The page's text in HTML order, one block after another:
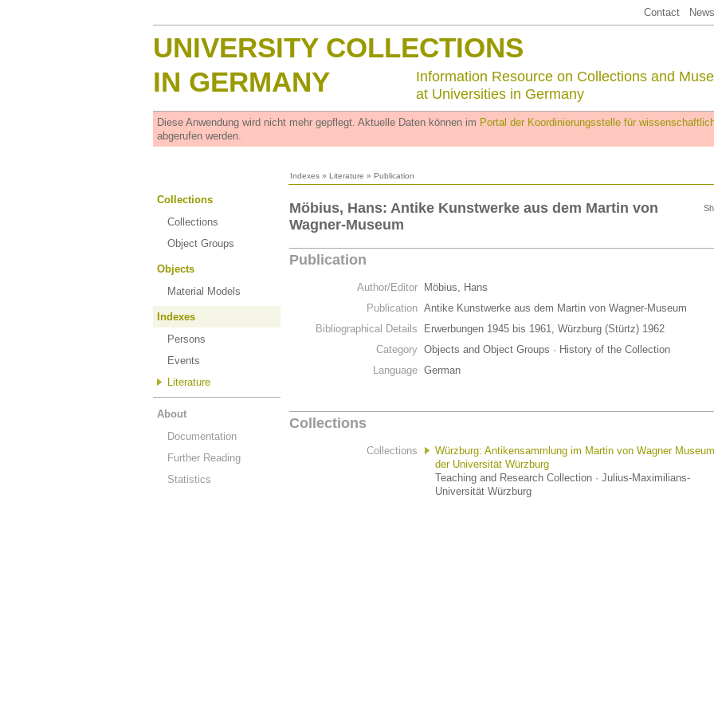
Contact
UNIVERSITY COLLECTIONS
IN GERMANY
Information Resource on Collections and
at Universities in Germany
Diese Anwendung wird nicht mehr gepflegt. Aktuelle Daten können im Portal der Koordinierungsstelle für
abgerufen werden.
Indexes » Literature » Publication
Collections
Collections
Object Groups
Objects
Material Models
Indexes
Persons
Events
Literature
About
Documentation
Further Reading
Statistics
Möbius, Hans: Antike Kunstwerke aus dem Martin von
Wagner-Museum
Publication
Author/Editor
Möbius, Hans
Publication Antike Kunstwerke aus dem Martin von Wagner-Museum
Bibliographical Details
Erwerbungen 1945 bis 1961, Würzburg (Stürtz) 1962
Category Objects and Object Groups · History of the Collection
Language German
Collections
Collections
Würzburg: Antikensammlung im Martin von Wagner Museum
der Universität Würzburg
Teaching and Research Collection · Julius-Maximilians-
Universität Würzburg